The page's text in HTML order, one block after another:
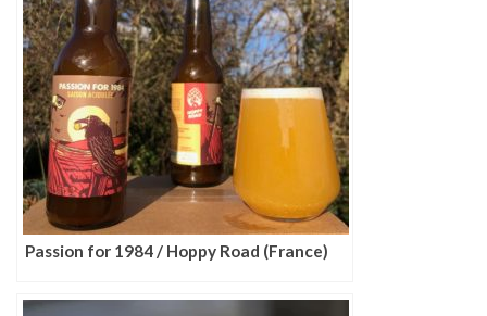
Passion for 1984 / Hoppy Road (France)